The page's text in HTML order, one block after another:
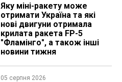
Яку міні-ракету може
отримати Україна та які
нові двигуни отримала
крилата ракета FP-5
"Фламінго", а також інші
новини тижня
05 серпня 2026